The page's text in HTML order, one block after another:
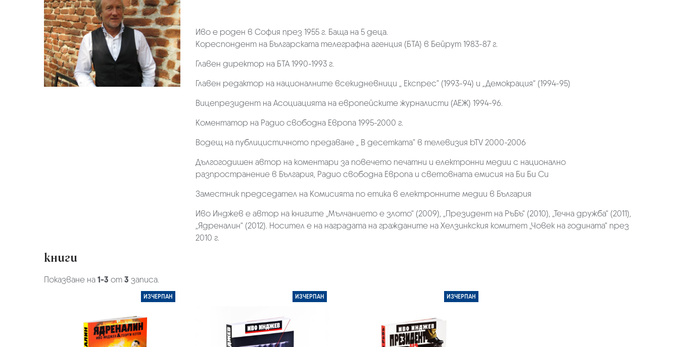
Иво е роден в София през 1955 г. Баща на 5 децa.
Кореспондент на Българската телеграфна агенция (БТА) в Бейрут 1983-87 г.
Главен директор на БТА 1990-1993 г.
Главен редактор на националните всекидневници „ Експрес” (1993-94) и „Демокрация“ (1994-95)
Вицепрезидент на Асоциацията на европейските журналисти (АЕЖ) 1994-96.
Коментатор на Радио свободна Европа 1995-2000 г.
Водещ на публицистичното предаване „ В десетката” в телевизия bTV 2000-2006
Дългогодишен автор на коментари за повечето печатни и електронни медии с национално
разпространение в България, Радио свободна Европа и световната емисия на Би Би Си
Заместник председател на Комисията по етика в електронните медии в България
Иво Инджев е автор на книгите „Мълчанието е злото“ (2009), „Президент на РъБъ“ (2010), „Течна дружба“ (2011),
„Ядреналин“ (2012). Носител е на наградата на гражданите на Хелзинкския комитет „Човек на годината“ през
2010 г.
книги
Показване на1-3 от3 записа.
ИЗЧЕРПАН ИЗЧЕРПАН ИЗЧЕРПАН